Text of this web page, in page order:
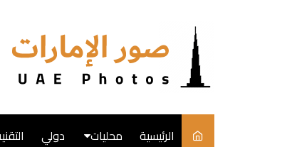
الرئيسية محليات دولي